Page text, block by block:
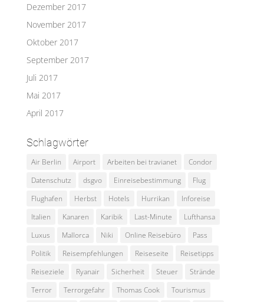
Dezember 2017
November 2017
Oktober 2017
September 2017
Juli 2017
Mai 2017
April 2017
Schlagwörter
Air Berlin Airport Arbeiten bei travianet
Condor
Datenschutz
dsgvo Einreisebestimmung
Flug
Flughafen
Herbst Hotels Hurrikan
Inforeise
Italien
Kanaren Karibik Last-Minute
Lufthansa
Luxus
Mallorca Niki Online Reisebüro
Pass
Politik
Reisempfehlungen Reiseseite
Reisetipps
Reiseziele
Ryanair Sicherheit Steuer
Strände
Terror
Terrorgefahr Thomas Cook
Tourismus